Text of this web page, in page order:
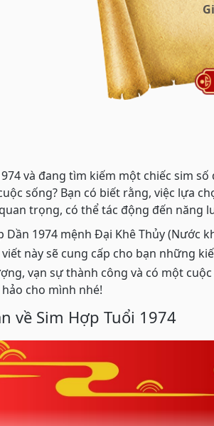
và đang tìm kiếm một chiếc sim
sống? Bạn có biết rằng, việc lựa
trọng, có thể tác động đến năng
Dần 1974 mệnh Đại Khê Thủy (Nước
này sẽ cung cấp cho bạn những
vạn sự thành công và có một
cho mình nhé!
về Sim Hợp Tuổi 1974